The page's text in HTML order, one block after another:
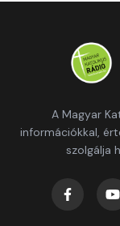
A Magyar
információkkal,
szolgálja